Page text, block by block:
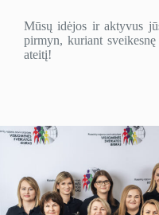
Mūsų idėjos ir aktyvus
pirmyn, kuriant
ateitį!